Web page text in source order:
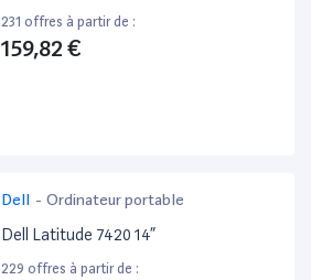
231 offres à partir de :
159,82 €
Dell - Ordinateur portable
Dell Latitude 7420 14”
229 offres à partir de :